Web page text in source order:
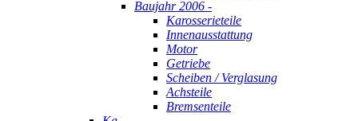
Baujahr 2006 -
Karosserieteile
Innenausstattung
Motor
Getriebe
Scheiben / Verglasung
Achsteile
Bremsenteile